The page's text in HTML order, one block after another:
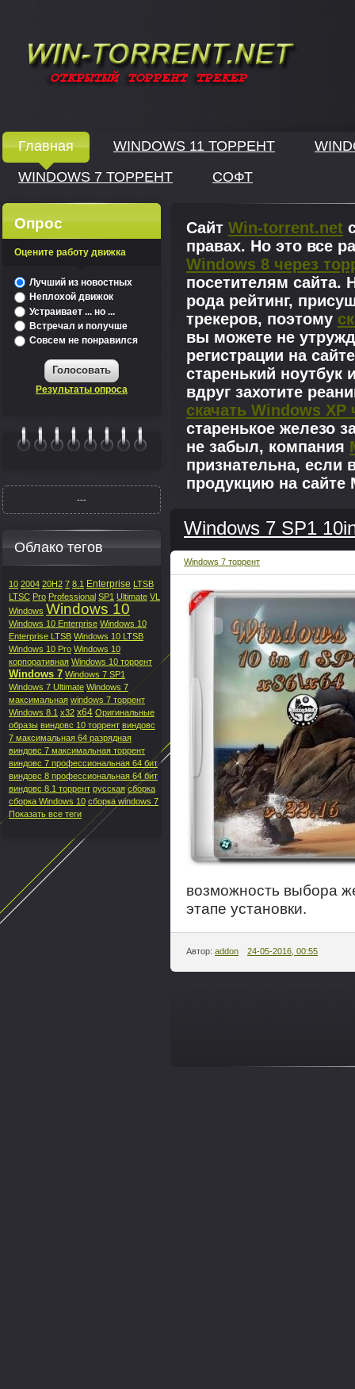
Главная WINDOWS 11 ТОРРЕНТ
WINDOWS 7 ТОРРЕНТ
СОФТ
Сайт Win-torrent.net
правах. Но это все
Windows 8 через
посетителям сайта.
рода рейтинг,
трекеров, поэтому
вы можете не
регистрации на
старенький
вдруг захотите
скачать Windows XP
старенькое железо
не забыл, компания
признательна, если
продукцию на сайте
Windows 7 SP1
Windows 7 торрент
возможность выбора
этапе установки.
Автор: addon 24-05-2016, 00:55
Опрос
Оцените работу движка
Лучший из новостных
Неплохой движок
Устраивает ... но ...
Встречал и получше
Совсем не понравился
Голосовать
Результаты опроса
---
Облако тегов
10 2004 20H2 7 8.1 Enterprise LTSB
LTSC Pro Professional SP1 Ultimate VL
Windows Windows 10
Windows 10 Enterprise Windows 10
Enterprise LTSB Windows 10 LTSB
Windows 10 Pro Windows 10
корпоративная Windows 10 торрент
Windows 7 Windows 7 SP1
Windows 7 Ultimate Windows 7
максимальная windows 7 торрент
Windows 8.1 x32 x64 Оригинальные
образы виндовс 10 торрент виндовс
7 максимальная 64 разрядная
виндовс 7 максимальная торрент
виндовс 7 профессиональная 64 бит
виндовс 8 профессиональная 64 бит
виндовс 8.1 торрент русская сборка
сборка Windows 10 сборка windows 7
Показать все теги